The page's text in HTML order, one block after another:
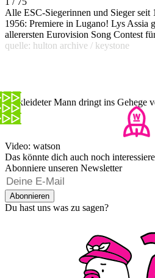
Alle ESC-Siegerinnen und Sieger seit
1956: Premiere in Lugano! Lys Assia
allerersten Eurovision Song Contest
quelle: hulton archive / keystone
Verkleideter Mann dringt ins Gehege
Video: watson
Das könnte dich auch noch
Abonniere unseren Newsletter
Abonnieren
Du hast uns was zu sagen?